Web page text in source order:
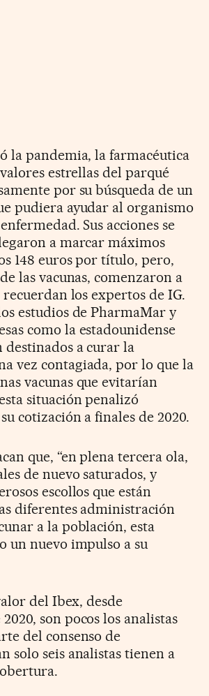
la pandemia, la farmacéutica
estrellas del parqué
por su búsqueda de un
pudiera ayudar al organismo
Sus acciones se
a marcar máximos
148 euros por título, pero,
las vacunas, comenzaron a
los expertos de IG.
estudios de PharmaMar y
como la estadounidense
destinados a curar la
vez contagiada, por lo que la
vacunas que evitarían
situación penalizó
cotización a finales de 2020.
que, “en plena tercera ola,
de nuevo saturados, y
escollos que están
diferentes administración
a la población, esta
un nuevo impulso a su
del Ibex, desde
son pocos los analistas
del consenso de
solo seis analistas tienen a